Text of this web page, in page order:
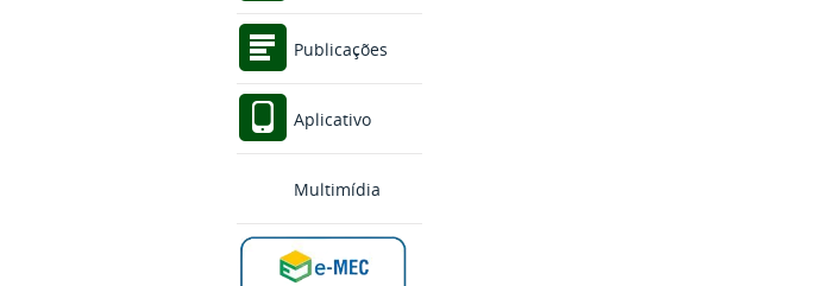
Publicações
Aplicativo
Multimídia